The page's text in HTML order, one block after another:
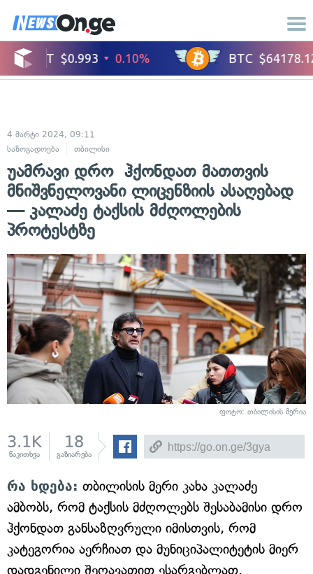
4 მარტი 2024, 09:11
საზოგადოება
თბილისი
უამრავი დრო ჰქონდათ მათთვის
მნიშვნელოვანი ლიცენზიის ასაღებად
— კალაძე ტაქსის მძღოლების
პროტესტზე
ფოტო: თბილისის მერია
3.1K
წაკითხვა
18
გაზიარება
რა ხდება: თბილისის მერი კახა კალაძე
ამბობს, რომ ტაქსის მძღოლებს შესაბამისი დრო
ჰქონდათ განსაზღვრული იმისთვის, რომ
კატეგორია აერჩიათ და მუნიციპალიტეტის მიერ
დადგენილი შეღავათით ესარგებლათ.